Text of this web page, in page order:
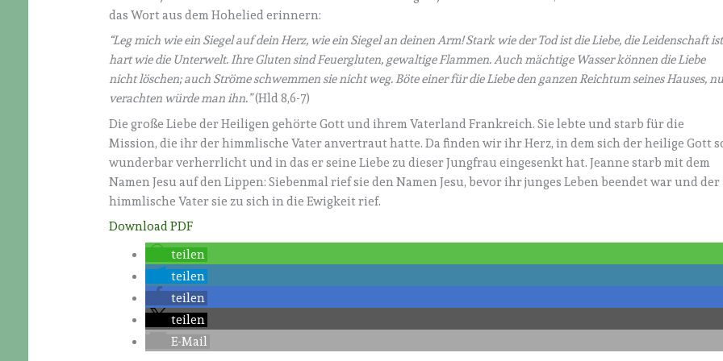
das Wort aus dem Hohelied erinnern:
“Leg mich wie ein Siegel auf dein Herz, wie ein Siegel an deinen Arm! Stark wie der Tod ist die Liebe, die Leidenschaft ist
hart wie die Unterwelt. Ihre Gluten sind Feuergluten, gewaltige Flammen. Auch mächtige Wasser können die Liebe
nicht löschen; auch Ströme schwemmen sie nicht weg. Böte einer für die Liebe den ganzen Reichtum seines Hauses,
verachten würde man ihn.”(Hld 8,6-7)
Die große Liebe der Heiligen gehörte Gott und ihrem Vaterland Frankreich. Sie lebte und starb für die
Mission, die ihr der himmlische Vater anvertraut hatte. Da finden wir ihr Herz, in dem sich der heilige Gott
wunderbar verherrlicht und in das er seine Liebe zu dieser Jungfrau eingesenkt hat. Jeanne starb mit dem
Namen Jesu auf den Lippen: Siebenmal rief sie den Namen Jesu, bevor ihr junges Leben beendet war und der
himmlische Vater sie zu sich in die Ewigkeit rief.
Download PDF
teilen
teilen
teilen
teilen
E-Mail